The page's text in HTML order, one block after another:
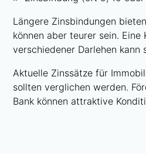
Längere Zinsbindungen
können aber teurer sein. Eine
verschiedener Darlehen kann
Aktuelle Zinssätze für
sollten verglichen werden.
Bank können attraktive